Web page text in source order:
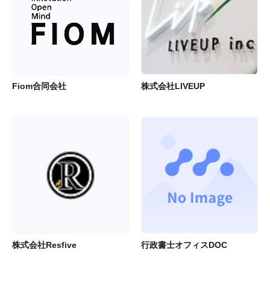
Fiom合同会社 株式会社LIVEUP
株式会社Resfive 行政書士オフィスDOC